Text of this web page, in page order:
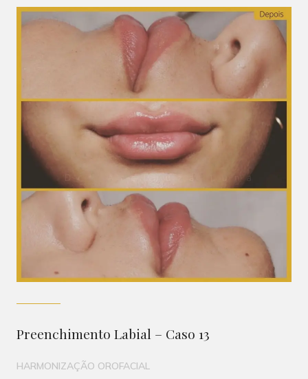
Preenchimento Labial – Caso 13
HARMONIZAÇÃO OROFACIAL